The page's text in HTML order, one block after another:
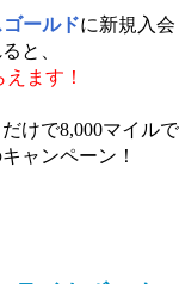
ールドに新規入会
と、
ます！
けで8,000マイルで
ャンペーン！